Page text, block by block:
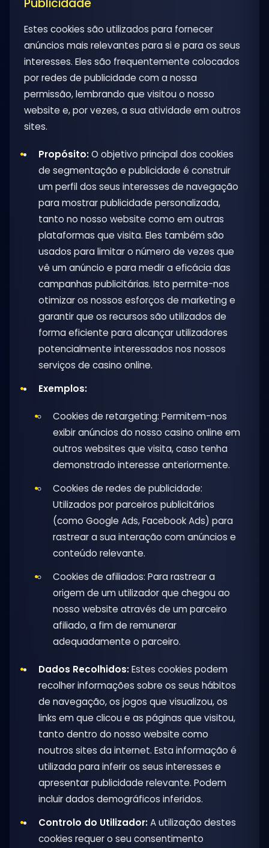
Estes cookies são utilizados para fornecer
anúncios mais relevantes para si e para os seus
interesses. Eles são frequentemente colocados
por redes de publicidade com a nossa
permissão, lembrando que visitou o nosso
website e, por vezes, a sua atividade em outros
sites.
Propósito:O objetivo principal dos cookies
de segmentação e publicidade é construir
um perfil dos seus interesses de navegação
para mostrar publicidade personalizada,
tanto no nosso website como em outras
plataformas que visita. Eles também são
usados para limitar o número de vezes que
vê um anúncio e para medir a eficácia das
campanhas publicitárias. Isto permite-nos
otimizar os nossos esforços de marketing e
garantir que os recursos são utilizados de
forma eficiente para alcançar utilizadores
potencialmente interessados nos nossos
serviços de casino online.
Exemplos:
Cookies de retargeting: Permitem-nos
exibir anúncios do nosso casino online em
outros websites que visita, caso tenha
demonstrado interesse anteriormente.
Cookies de redes de publicidade:
Utilizados por parceiros publicitários
(como Google Ads, Facebook Ads) para
rastrear a sua interação com anúncios e
conteúdo relevante.
Cookies de afiliados: Para rastrear a
origem de um utilizador que chegou ao
nosso website através de um parceiro
afiliado, a fim de remunerar
adequadamente o parceiro.
Dados Recolhidos:Estes cookies podem
recolher informações sobre os seus hábitos
de navegação, os jogos que visualizou, os
links em que clicou e as páginas que visitou,
tanto dentro do nosso website como
noutros sites da internet. Esta informação é
utilizada para inferir os seus interesses e
apresentar publicidade relevante. Podem
incluir dados demográficos inferidos.
Controlo do Utilizador:A utilização destes
cookies requer o seu consentimento